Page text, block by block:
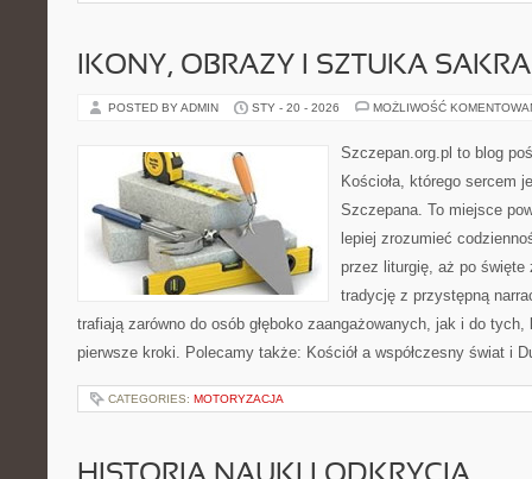
IKONY, OBRAZY I SZTUKA
POSTED BY ADMIN STY - 20 - 2026 MOŻLIWOŚĆ
Szczepan.org.pl to blog
Kościoła, którego sercem
Szczepana. To miejsce
lepiej zrozumieć
przez liturgię, aż po święte
tradycję z przystępną
trafiają zarówno do osób głęboko zaangażowanych, jak i do
pierwsze kroki. Polecamy także: Kościół a współczesny świat i
CATEGORIES: MOTORYZACJA